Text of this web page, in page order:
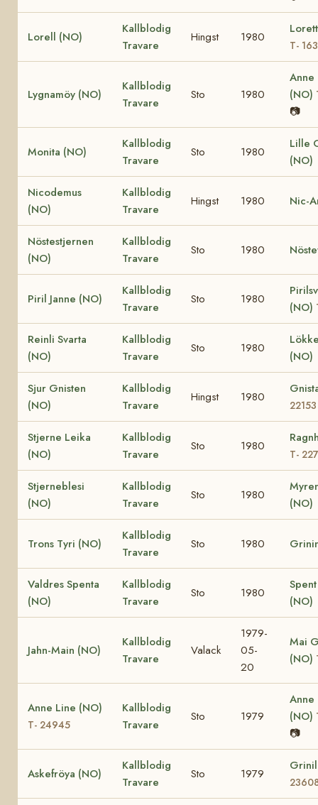
Lorell (NO)
Kallblodig
Travare
Hingst 1980
T-
Lygnamöy (NO)
Kallblodig
Travare
Sto 1980
Anne
(NO)
📷
Monita (NO)
Kallblodig
Travare
Sto 1980
Lille
(NO)
Nicodemus
(NO)
Kallblodig
Travare
Hingst 1980 Nic-
Nöstestjernen
(NO)
Kallblodig
Travare
Sto 1980
Piril Janne (NO)
Kallblodig
Travare
Sto 1980
(NO)
Reinli Svarta
(NO)
Kallblodig
Travare
Sto 1980
(NO)
Sjur Gnisten
(NO)
Kallblodig
Travare
Hingst 1980
22153
Stjerne Leika
(NO)
Kallblodig
Travare
Sto 1980
T-
Stjerneblesi
(NO)
Kallblodig
Travare
Sto 1980
(NO)
Trons Tyri (NO)
Kallblodig
Travare
Sto 1980
Valdres Spenta
(NO)
Kallblodig
Travare
Sto 1980
(NO)
Jahn-Main (NO)
Kallblodig
Travare
Valack
1979-
05-
20
Mai
(NO)
Anne Line (NO)
T- 24945
Kallblodig
Travare
Sto 1979
Anne
(NO)
📷
Askefröya (NO)
Kallblodig
Travare
Sto 1979